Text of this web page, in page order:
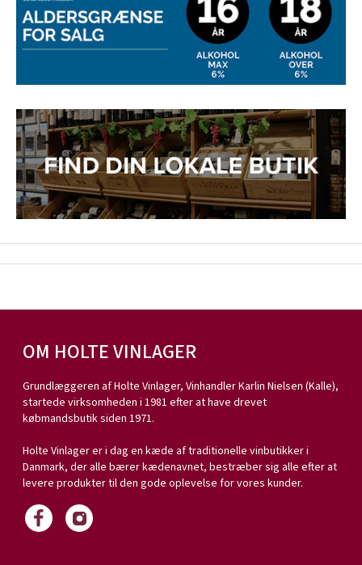
OM HOLTE VINLAGER
Grundlæggeren af Holte Vinlager, Vinhandler Karlin Nielsen (Kalle),
startede virksomheden i 1981 efter at have drevet
købmandsbutik siden 1971.
Holte Vinlager er i dag en kæde af traditionelle vinbutikker i
Danmark, der alle bærer kædenavnet, bestræber sig alle efter at
levere produkter til den gode oplevelse for vores kunder.